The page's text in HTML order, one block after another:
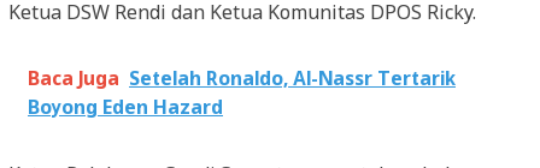
Ketua DSW Rendi dan Ketua Komunitas DPOS Ricky.
Baca Juga Setelah Ronaldo, Al-Nassr Tertarik
Boyong Eden Hazard